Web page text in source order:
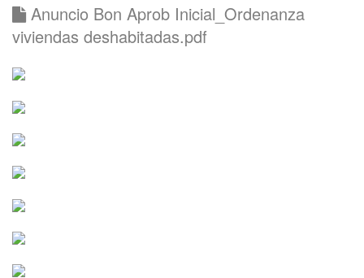
Anuncio Bon Aprob Inicial_Ordenanza
viviendas deshabitadas.pdf